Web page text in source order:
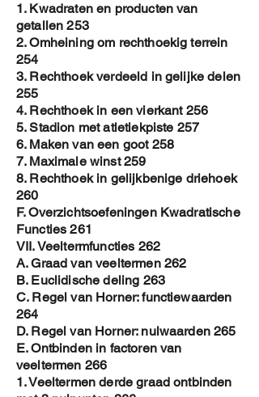
1. Kwadraten en producten van
getallen 253
2. Omheining om rechthoekig terrein
254
3. Rechthoek verdeeld in gelijke delen
255
4. Rechthoek in een vierkant 256
5. Stadion met atletiekpiste 257
6. Maken van een goot 258
7. Maximale winst 259
8. Rechthoek in gelijkbenige driehoek
260
F. Overzichtsoefeningen Kwadratische
Functies 261
VII. Veeltermfuncties 262
A. Graad van veeltermen 262
B. Euclidische deling 263
C. Regel van Horner: functiewaarden
264
D. Regel van Horner: nulwaarden 265
E. Ontbinden in factoren van
veeltermen 266
1. Veeltermen derde graad ontbinden